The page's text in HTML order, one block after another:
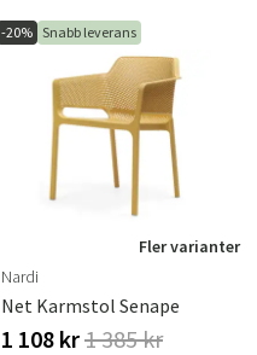
Suomi
-20% Snabb leverans
Fler varianter
Nardi
Net Karmstol Senape
1 108 kr1 385 kr